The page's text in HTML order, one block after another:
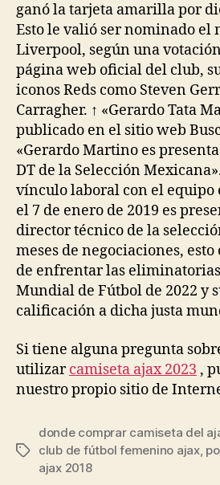
ganó la tarjeta amarilla por
Esto le valió ser nominado el
Liverpool, según una
página web oficial del club,
iconos Reds como Steven
Carragher. ↑ «Gerardo Tata
publicado en el sitio web
«Gerardo Martino es
DT de la Selección
vínculo laboral con el equipo
el 7 de enero de 2019 es
director técnico de la
meses de negociaciones,
de enfrentar las eliminatorias
Mundial de Fútbol de 2022 y
calificación a dicha justa
Si tiene alguna pregunta
utilizarcamiseta ajax 2023 ,
nuestro propio sitio de
Etiquetas
donde comprar camiseta del
club de fútbol femenino ajax,
ajax 2018